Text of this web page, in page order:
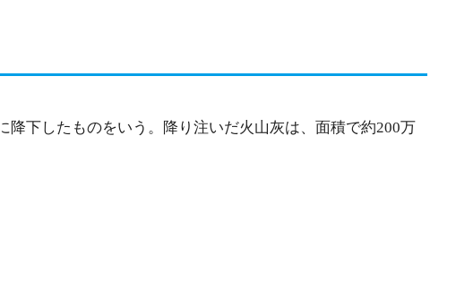
下したものをいう。降り注いだ火山灰は、面積で約200万